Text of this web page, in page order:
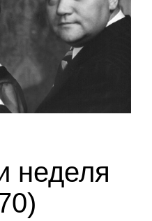
неделя